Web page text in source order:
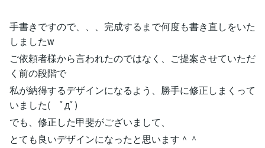
手書きですので、、、完成するまで何度も書き直しをいた
しましたw
ご依頼者様から言われたのではなく、ご提案させていただ
く前の段階で
私が納得するデザインになるよう、勝手に修正しまくって
いました( ﾟдﾟ)
でも、修正した甲斐がございまして、
とても良いデザインになったと思います＾＾